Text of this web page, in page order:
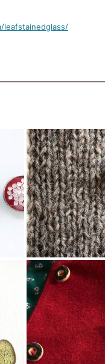
leafstainedglass/